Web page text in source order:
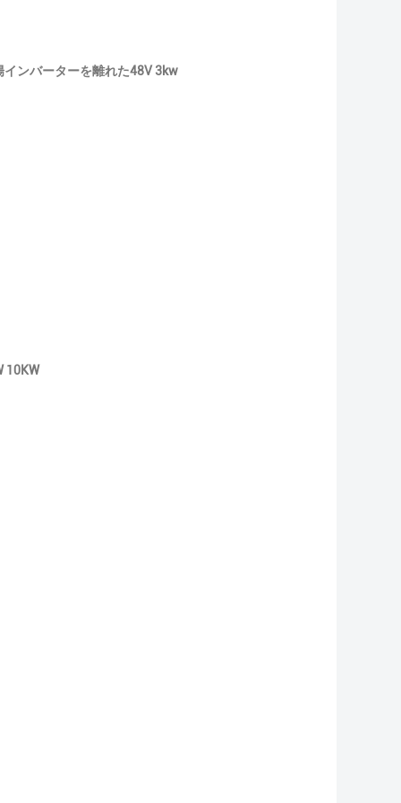
インバーターを離れた48V 3kw
10KW